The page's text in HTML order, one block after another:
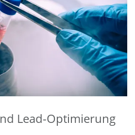
Lead-Optimierung